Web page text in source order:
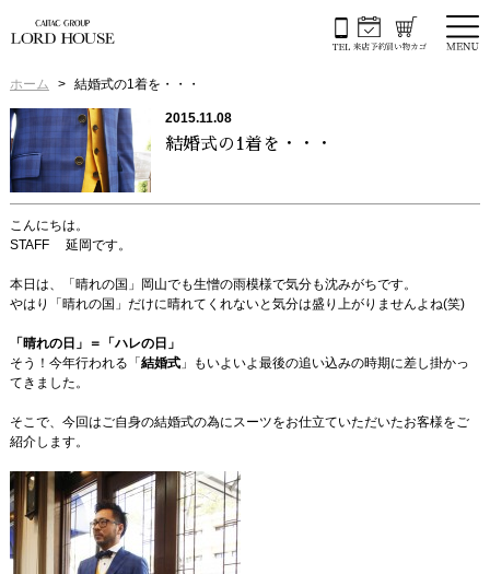
ホーム 結婚式の1着を・・・
2015.11.08
結婚式の1着を・・・
こんにちは。
STAFF 延岡です。
本日は、「晴れの国」岡山でも生憎の雨模様で気分も沈みがちです。
やはり「晴れの国」だけに晴れてくれないと気分は盛り上がりませんよね(笑)
「晴れの日」＝「ハレの日」
そう！今年行われる「 結婚式」もいよいよ最後の追い込みの時期に差し掛かっ
てきました。
そこで、今回はご自身の結婚式の為にスーツをお仕立ていただいたお客様をご
紹介します。